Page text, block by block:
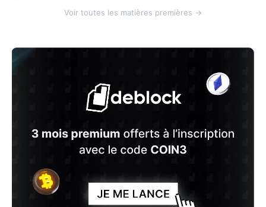
Voir toutes les matières premières →